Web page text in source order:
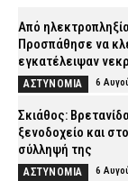
Από
Προσπάθησε να
εγκατέλειψαν
ΑΣΤΥΝΟΜΙΑ 6
Σκιάθος:
ξενοδοχείο και
σύλληψή της
ΑΣΤΥΝΟΜΙΑ 6